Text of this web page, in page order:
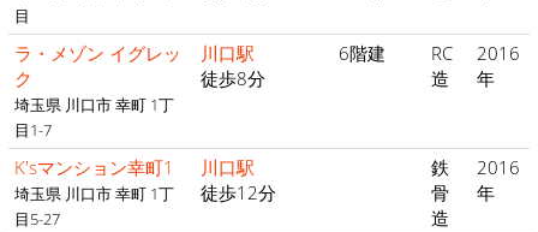
目
ラ・メゾン イグレッ
ク
埼玉県 川口市 幸町 1丁
目1-7
川口駅
徒歩8分
6階建
RC
造
2016
年
K'sマンション幸町1
埼玉県 川口市 幸町 1丁
目5-27
川口駅
徒歩12分
鉄
骨
造
2016
年